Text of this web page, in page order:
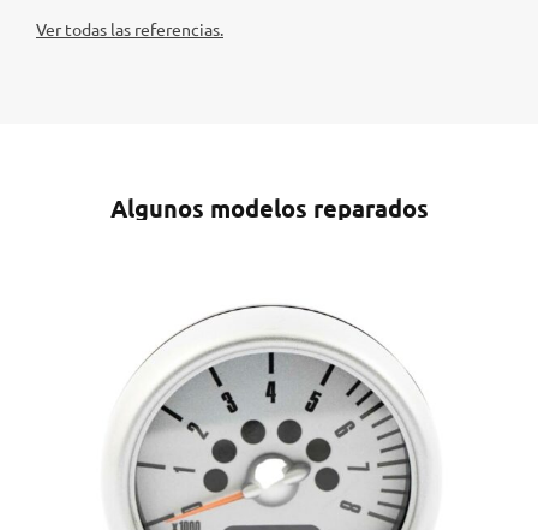
Ver todas las referencias.
Algunos modelos reparados